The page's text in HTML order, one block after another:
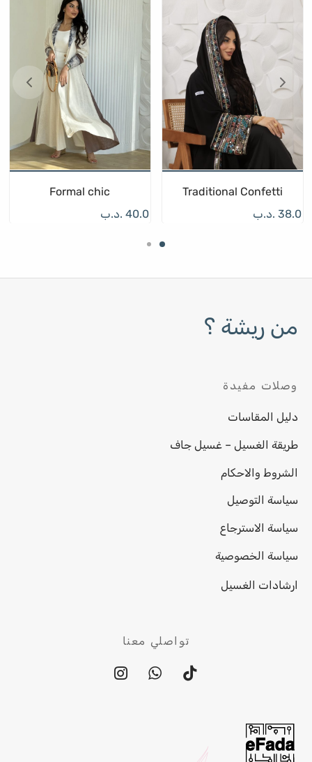
Traditional Confetti
38.0 .د.ب
Formal chic
40.0 .د.ب
من ريشة ؟
وصلات مفيدة
دليل المقاسات
طريقة الغسيل – غسيل جاف
الشروط والاحكام
سياسة التوصيل
سياسة الاسترجاع
سياسة الخصوصية
ارشادات الغسيل
تواصلي معنا